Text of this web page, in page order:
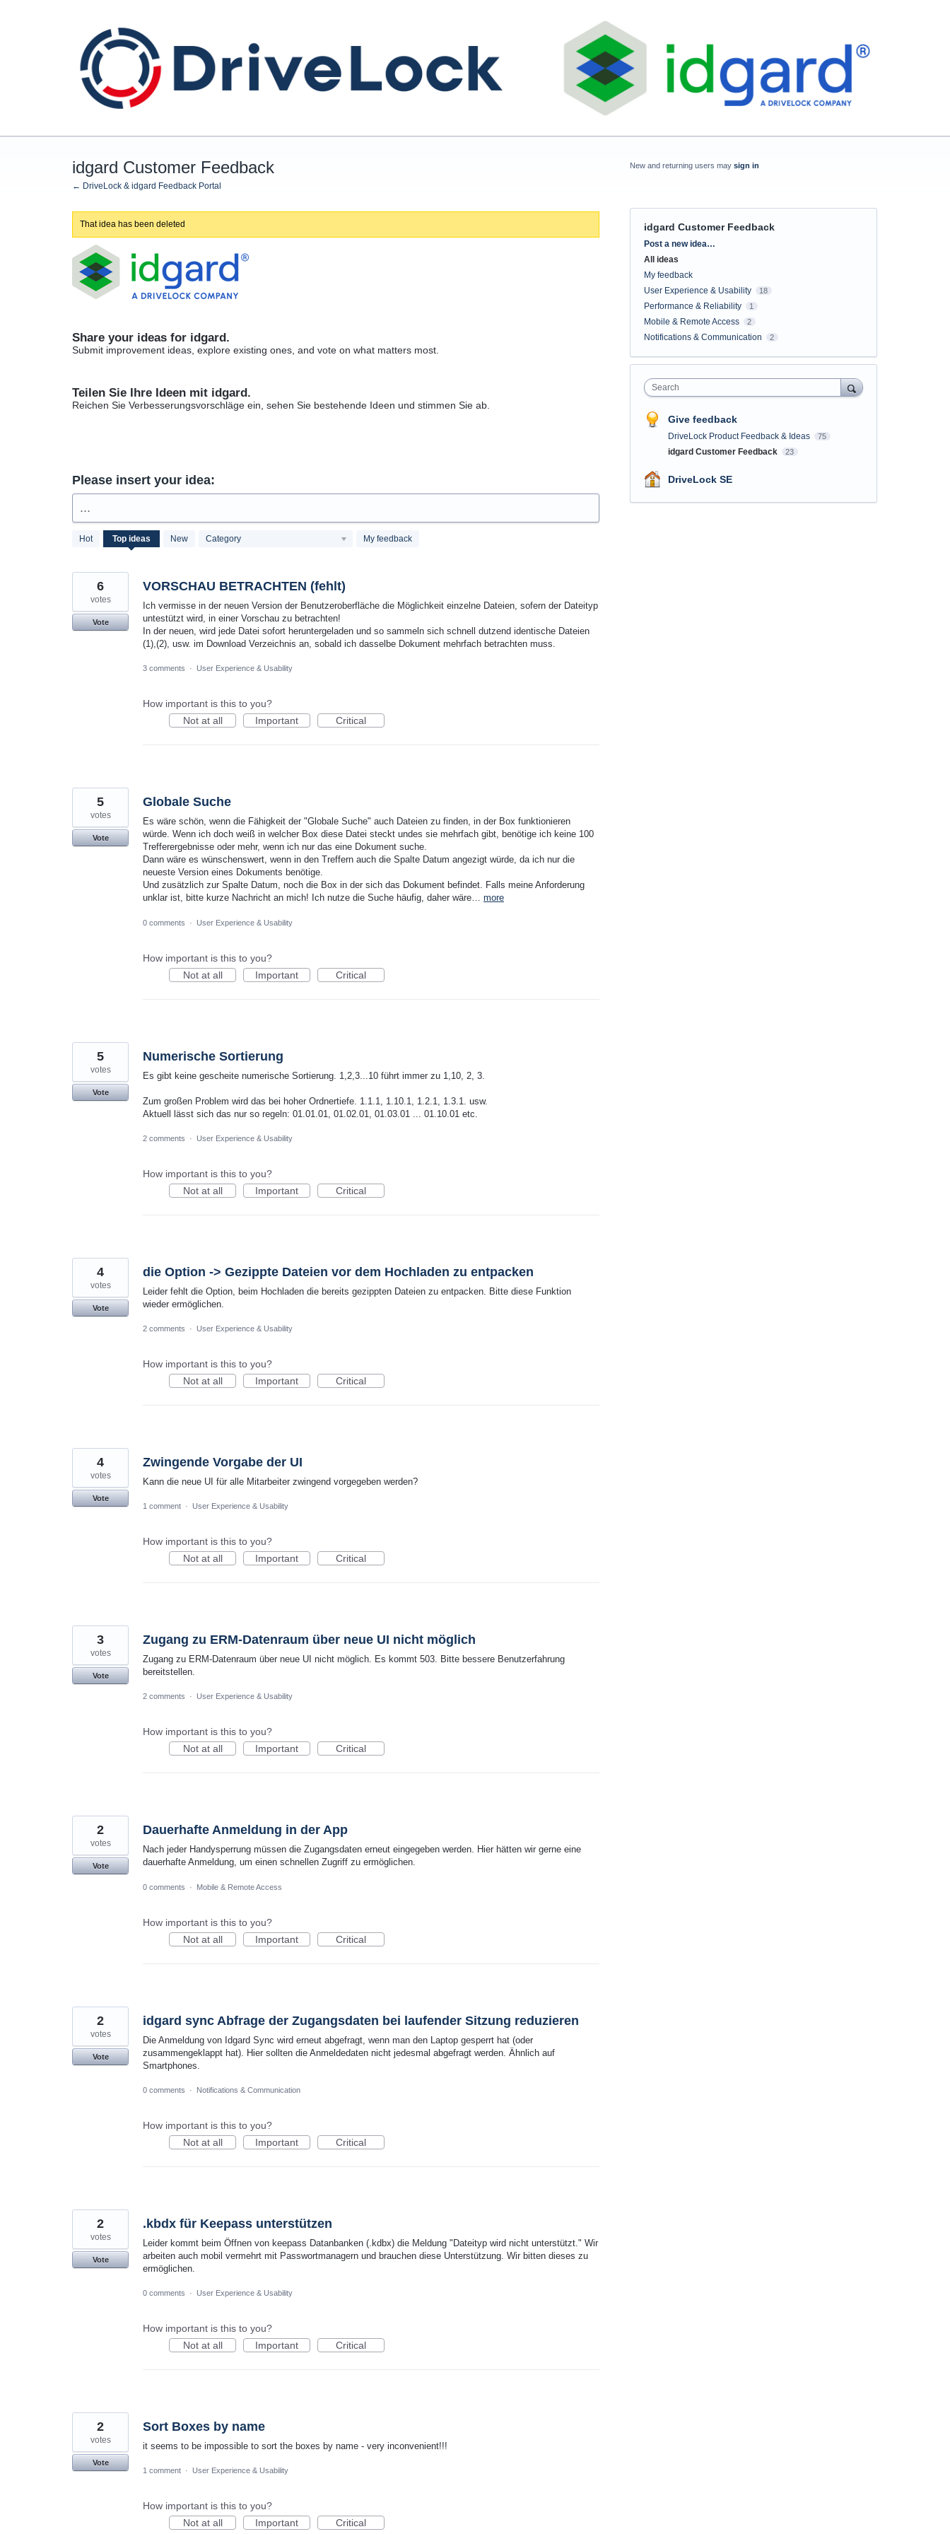
idgard Customer Feedback
← DriveLock & idgard Feedback Portal
That idea has been deleted
Share your ideas for idgard.
Submit improvement ideas, explore existing ones, and vote on what matters most.
Teilen Sie Ihre Ideen mit idgard.
Reichen Sie Verbesserungsvorschläge ein, sehen Sie bestehende Ideen und stimmen Sie ab.
Please insert your idea:
...
Hot Top ideas New Category My feedback
23
results
VORSCHAU BETRACHTEN (fehlt)
Ich vermisse in der neuen Version der Benutzeroberfläche die Möglichkeit einzelne Dateien, sofern der Dateityp
untestützt wird, in einer Vorschau zu betrachten!
In der neuen, wird jede Datei sofort heruntergeladen und so sammeln sich schnell dutzend identische Dateien
(1),(2), usw. im Download Verzeichnis an, sobald ich dasselbe Dokument mehrfach betrachten muss.
6
votes
Vote
3 comments · User Experience & Usability
How important is this to you?
Not at all
Important Critical
Globale Suche
Es wäre schön, wenn die Fähigkeit der "Globale Suche" auch Dateien zu finden, in der Box funktionieren
würde. Wenn ich doch weiß in welcher Box diese Datei steckt undes sie mehrfach gibt, benötige ich keine 100
Trefferergebnisse oder mehr, wenn ich nur das eine Dokument suche.
Dann wäre es wünschenswert, wenn in den Treffern auch die Spalte Datum angezigt würde, da ich nur die
neueste Version eines Dokuments benötige.
Und zusätzlich zur Spalte Datum, noch die Box in der sich das Dokument befindet. Falls meine Anforderung
unklar ist, bitte kurze Nachricht an mich! Ich nutze die Suche häufig, daher wäre… more
5
votes
Vote
0 comments · User Experience & Usability
How important is this to you?
Not at all
Important Critical
Numerische Sortierung
Es gibt keine gescheite numerische Sortierung. 1,2,3...10 führt immer zu 1,10, 2, 3.
Zum großen Problem wird das bei hoher Ordnertiefe. 1.1.1, 1.10.1, 1.2.1, 1.3.1. usw.
Aktuell lässt sich das nur so regeln: 01.01.01, 01.02.01, 01.03.01 ... 01.10.01 etc.
5
votes
Vote
2 comments · User Experience & Usability
How important is this to you?
Not at all
Important Critical
die Option -> Gezippte Dateien vor dem Hochladen zu entpacken
Leider fehlt die Option, beim Hochladen die bereits gezippten Dateien zu entpacken. Bitte diese Funktion
wieder ermöglichen.
4
votes
Vote
2 comments · User Experience & Usability
How important is this to you?
Not at all
Important Critical
Zwingende Vorgabe der UI
Kann die neue UI für alle Mitarbeiter zwingend vorgegeben werden?
4
votes
Vote
1 comment · User Experience & Usability
How important is this to you?
Not at all
Important Critical
Zugang zu ERM-Datenraum über neue UI nicht möglich
Zugang zu ERM-Datenraum über neue UI nicht möglich. Es kommt 503. Bitte bessere Benutzerfahrung
bereitstellen.
3
votes
Vote
2 comments · User Experience & Usability
How important is this to you?
Not at all
Important Critical
Dauerhafte Anmeldung in der App
Nach jeder Handysperrung müssen die Zugangsdaten erneut eingegeben werden. Hier hätten wir gerne eine
dauerhafte Anmeldung, um einen schnellen Zugriff zu ermöglichen.
2
votes
Vote
0 comments · Mobile & Remote Access
How important is this to you?
Not at all
Important Critical
idgard sync Abfrage der Zugangsdaten bei laufender Sitzung reduzieren
Die Anmeldung von Idgard Sync wird erneut abgefragt, wenn man den Laptop gesperrt hat (oder
zusammengeklappt hat). Hier sollten die Anmeldedaten nicht jedesmal abgefragt werden. Ähnlich auf
Smartphones.
2
votes
Vote
0 comments · Notifications & Communication
How important is this to you?
Not at all
Important Critical
.kbdx für Keepass unterstützen
Leider kommt beim Öffnen von keepass Datanbanken (.kdbx) die Meldung "Dateityp wird nicht unterstützt." Wir
arbeiten auch mobil vermehrt mit Passwortmanagern und brauchen diese Unterstützung. Wir bitten dieses zu
ermöglichen.
2
votes
Vote
0 comments · User Experience & Usability
How important is this to you?
Not at all
Important Critical
Sort Boxes by name
it seems to be impossible to sort the boxes by name - very inconvenient!!!
2
votes
Vote
1 comment · User Experience & Usability
How important is this to you?
Not at all
Important Critical
New and returning users may sign in
idgard Customer Feedback
Categories
Post a new idea…
All ideas
My feedback
User Experience & Usability
18
Performance & Reliability 1
Mobile & Remote Access 2
Notifications & Communication 2
Search
Give feedback
DriveLock Product Feedback & Ideas 75
idgard Customer Feedback 23
DriveLock SE